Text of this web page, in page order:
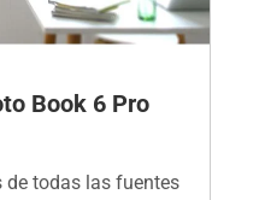
Book 6 Pro
de todas las fuentes